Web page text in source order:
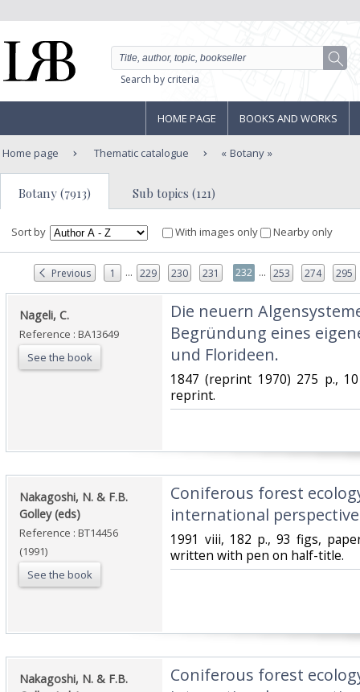
Search by criteria
HOME PAGE BOOKS AND WORKS
Home page Thematic catalogue Botany
Botany (7913) Sub topics (121)
Sort by With images only Nearby only
Previous 1 ... 229 230 231 232 ... 253 274 295
‎Nageli, C.‎
Reference : BA13649
See the book
‎Die neuern
Begründung eines
und Florideen.‎
‎1847 (reprint 1970) 275 p.,
reprint.‎
‎Nakagoshi, N. & F.B.
Golley (eds)‎
Reference : BT14456
(1991)
See the book
‎Coniferous forest
international
‎1991 viii, 182 p., 93 figs,
written with pen on half-title.‎
‎Nakagoshi, N. & F.B.
‎Coniferous forest